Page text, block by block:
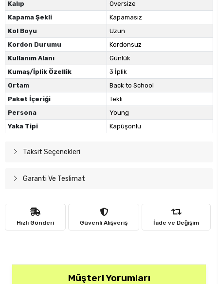
Kalıp
Oversize
Kapama Şekli
Kapamasız
Kol Boyu
Uzun
Kordon Durumu
Kordonsuz
Kullanım Alanı
Günlük
Kumaş/İplik Özellik
3 İplik
Ortam
Back to School
Paket İçeriği
Tekli
Persona
Young
Yaka Tipi
Kapüşonlu
Taksit Seçenekleri
Garanti Ve Teslimat
Hızlı Gönderi Güvenli Alışveriş İade ve Değişim
Müşteri Yorumları